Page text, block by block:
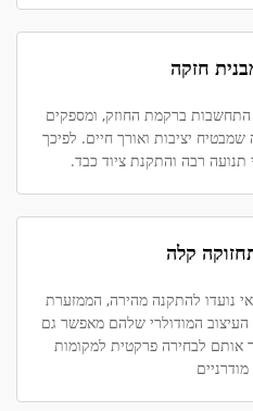
חזקה
התחשבות ברקמת החוזק, ומספקים
יציבות ואורך חיים. לפיכך
תנועה רבה והתקנת ציוד כבד.
קלה
נועדו להתקנה מהירה, הממזערת
המודולרי שלהם מאפשר גם
אותם לבחירה פרקטית למקומות